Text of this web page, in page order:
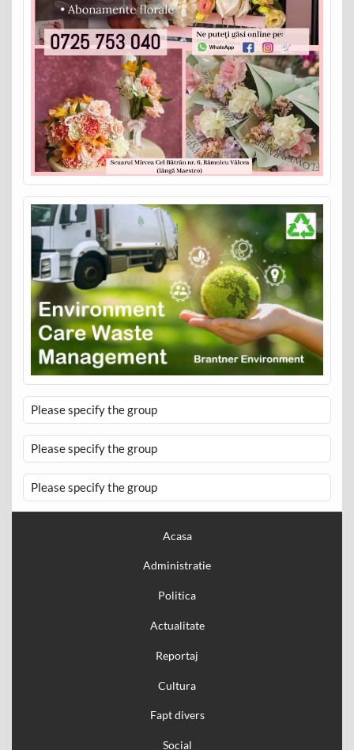
Please specify the group
Please specify the group
Please specify the group
Acasa
Administratie
Politica
Actualitate
Reportaj
Cultura
Fapt divers
Social